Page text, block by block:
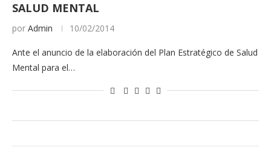
SALUD MENTAL
por Admin 10/02/2014
Ante el anuncio de la elaboración del Plan Estratégico de Salud
Mental para el…